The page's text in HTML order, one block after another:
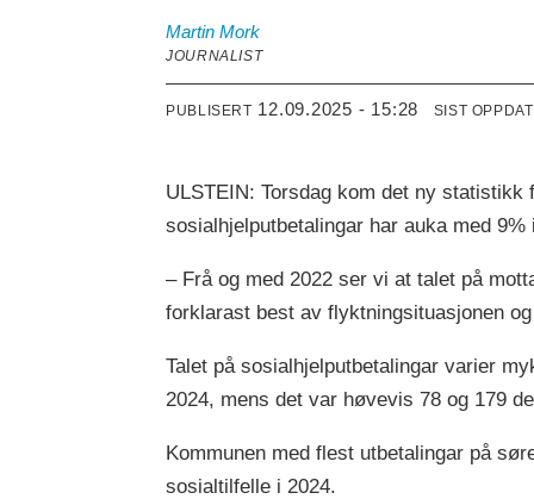
Martin Mork
JOURNALIST
PUBLISERT 12.09.2025 - 15:28 SIST
ULSTEIN: Torsdag kom det ny
sosialhjelputbetalingar har auka med
– Frå og med 2022 ser vi at talet på
forklarast best av flyktningsituasjonen
Talet på sosialhjelputbetalingar varier
2024, mens det var høvevis 78 og 179
Kommunen med flest utbetalingar på
sosialtilfelle i 2024.